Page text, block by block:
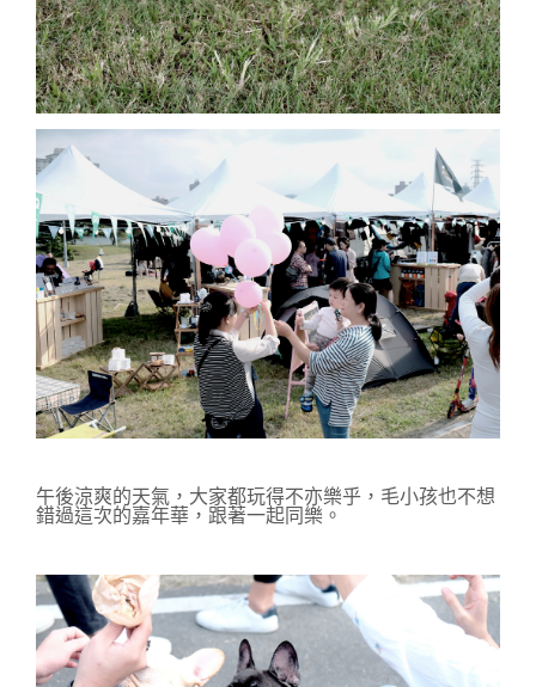
午後涼爽的天氣，大家都玩得不亦樂乎，毛小孩也不想
錯過這次的嘉年華，跟著一起同樂。